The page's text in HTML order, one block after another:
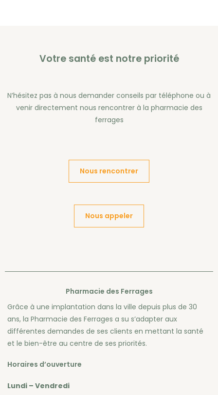
Votre santé est notre priorité
N’hésitez pas à nous demander conseils par téléphone ou à
venir directement nous rencontrer à la pharmacie des
ferrages
Nous rencontrer
Nous appeler
Pharmacie des Ferrages
Grâce à une implantation dans la ville depuis plus de 30
ans, la Pharmacie des Ferrages a su s’adapter aux
différentes demandes de ses clients en mettant la santé
et le bien-être au centre de ses priorités.
Horaires d’ouverture
Lundi – Vendredi